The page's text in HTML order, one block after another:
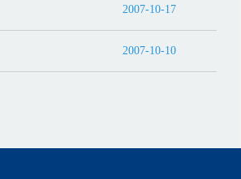
2007-10-17
2007-10-10